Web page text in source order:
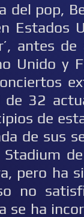
del pop,
Estados
antes
Unido y
32
de
de sus
pero ha
no
se ha